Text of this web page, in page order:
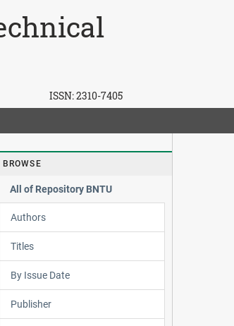
ISSN:2310-7405
BROWSE
All of Repository BNTU
Authors
Titles
By Issue Date
Publisher